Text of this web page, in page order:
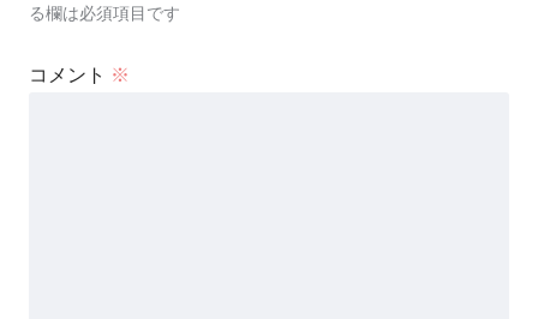
る欄は必須項目です
コメント ※